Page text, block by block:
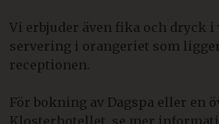
Vi erbjuder även fika och dryck i
servering i orangeriet som
receptionen.
För bokning av Dagspa eller en
Klosterhotellet, se mer